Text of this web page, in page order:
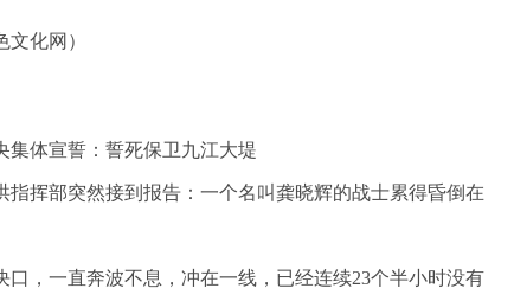
化网）
集体宣誓：誓死保卫九江大堤
挥部突然接到报告：一个名叫龚晓辉的战士累得昏倒在
，一直奔波不息，冲在一线，已经连续23个半小时没有